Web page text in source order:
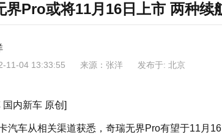
界Pro或将11月16日上市 两种续
11-04 13:33:55 来源： 张洋 发布于: 北京
内新车 原创]
车从相关渠道获悉，奇瑞无界Pro有望于11月16